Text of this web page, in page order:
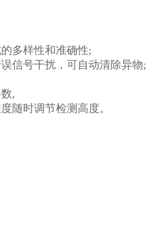
多样性和准确性;
信号干扰，可自动清除异物;
,
随时调节检测高度。